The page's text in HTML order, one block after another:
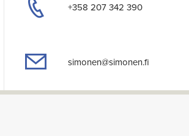
+358 207 342 390
simonen@simonen.fi